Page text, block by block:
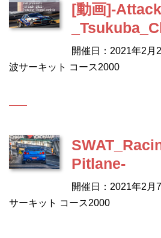
[動画]-
開催日：2021年2
波サーキット コース2000
Pitlane-
開催日：2021年2
サーキット コース2000